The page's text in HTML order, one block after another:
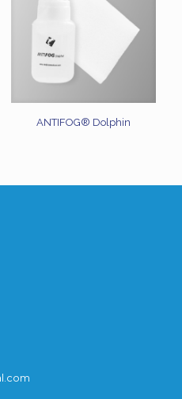
ANTIFOG® Dolphin